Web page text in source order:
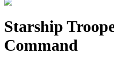
Starship
Command